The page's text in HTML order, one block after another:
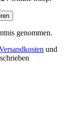
genommen.
und